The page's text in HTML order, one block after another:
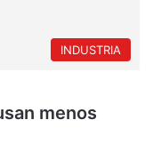
INDUSTRIA
menos